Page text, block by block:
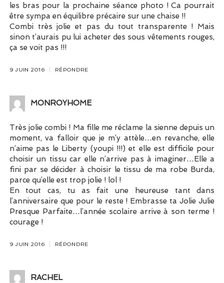
les bras pour la prochaine séance photo ! Ca pourrait
être sympa en équilibre précaire sur une chaise !!
Combi très jolie et pas du tout transparente ! Mais
sinon t’aurais pu lui acheter des sous vêtements rouges,
ça se voit pas !!!
9 JUIN 2016 RÉPONDRE
MONROYHOME
Très jolie combi ! Ma fille me réclame la sienne depuis un
moment, va falloir que je m’y attèle…en revanche, elle
n’aime pas le Liberty (youpi !!!) et elle est difficile pour
choisir un tissu car elle n’arrive pas à imaginer…Elle a
fini par se décider à choisir le tissu de ma robe Burda,
parce qu’elle est trop jolie ! lol !
En tout cas, tu as fait une heureuse tant dans
l’anniversaire que pour le reste ! Embrasse ta Jolie Julie
Presque Parfaite…l’année scolaire arrive à son terme !
courage !
9 JUIN 2016 RÉPONDRE
RACHEL